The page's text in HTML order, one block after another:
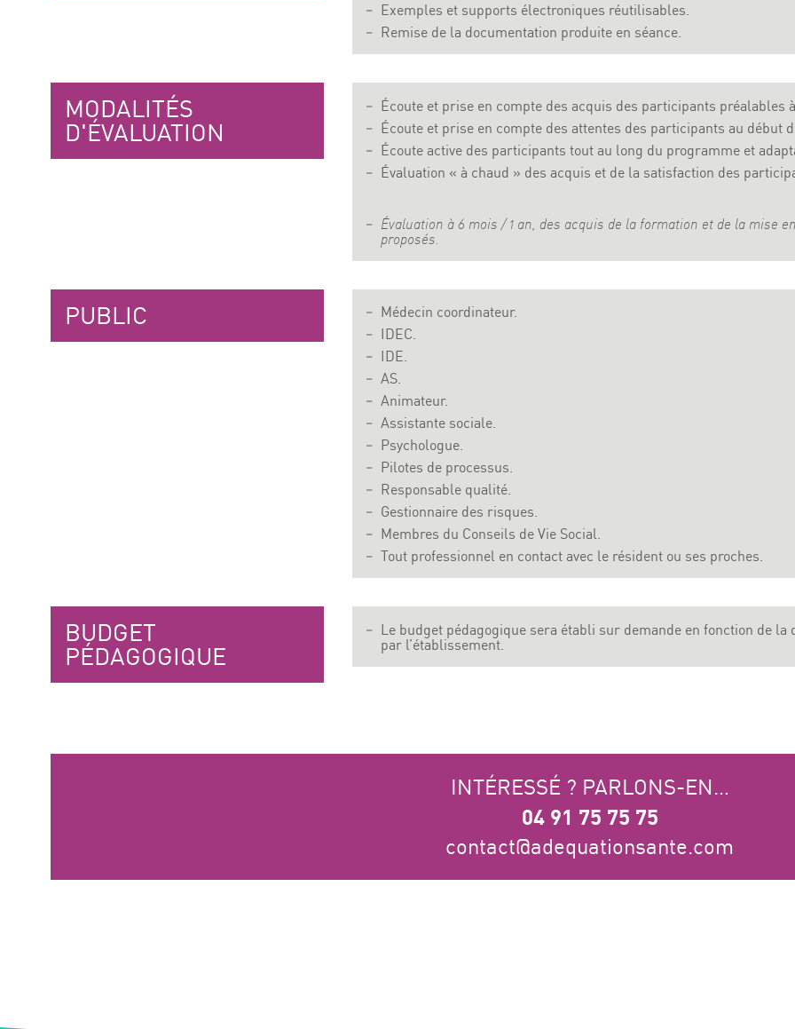
Exemples et supports électroniques réutilisables.
Remise de la documentation produite en séance.
MODALITÉS
D'ÉVALUATION
Écoute et prise en compte des acquis des participants préalables
Écoute et prise en compte des attentes des participants au début
Écoute active des participants tout au long du programme et
Évaluation « à chaud » des acquis et de la satisfaction des
Évaluation à 6 mois / 1 an, des acquis de la formation et de la mise
proposés.
PUBLIC
Médecin coordinateur.
IDEC.
IDE.
AS.
Animateur.
Assistante sociale.
Psychologue.
Pilotes de processus.
Responsable qualité.
Gestionnaire des risques.
Membres du Conseils de Vie Social.
Tout professionnel en contact avec le résident ou ses proches.
BUDGET
PÉDAGOGIQUE
Le budget pédagogique sera établi sur demande en fonction de
par l’établissement.
INTÉRESSÉ ? PARLONS-EN…
04 91 75 75 75
contact@adequationsante.com